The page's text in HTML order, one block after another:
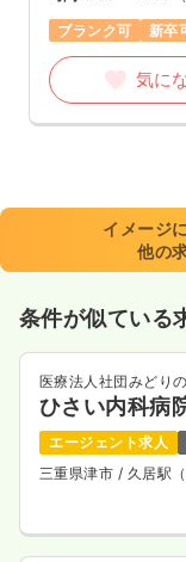
ブランク可
新卒
気に
イメージ
他の
条件が似ている
医療法人社団みどり
ひさい内科病
エージェント求人
三重県津市 / 久居駅